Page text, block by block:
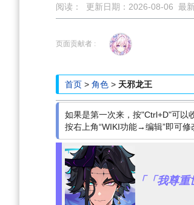
阅读： 更新日期： 2026-08-06 最
到
到
页面贡献者 :
首页 > 角色 > 天邪龙王
如果是第一次来，按"Ctrl+D"可
按右上角“WIKI功能→编辑”即可修
「「我尊